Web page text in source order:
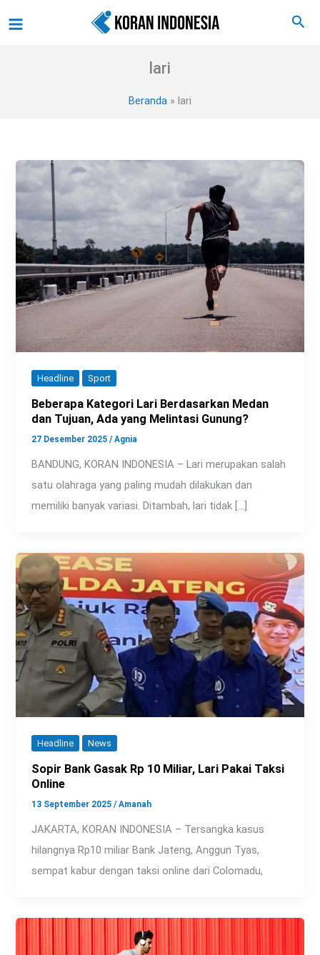
ke
Cari
lari
Beranda lari
Headline Sport
Beberapa Kategori Lari Berdasarkan Medan
dan Tujuan, Ada yang Melintasi Gunung?
27 Desember 2025/Agnia
BANDUNG, KORAN INDONESIA – Lari merupakan salah
satu olahraga yang paling mudah dilakukan dan
memiliki banyak variasi. Ditambah, lari tidak […]
Headline News
Sopir Bank Gasak Rp 10 Miliar, Lari Pakai Taksi
Online
13 September 2025/Amanah
JAKARTA, KORAN INDONESIA – Tersangka kasus
hilangnya Rp10 miliar Bank Jateng, Anggun Tyas,
sempat kabur dengan taksi online dari Colomadu,